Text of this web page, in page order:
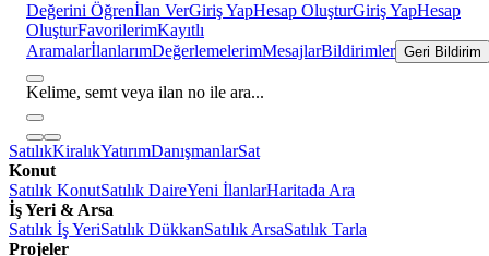
Değerini Öğrenİlan VerGiriş YapHesap OluşturGiriş YapHesap
OluşturFavorilerimKayıtlı
AramalarİlanlarımDeğerlemelerimMesajlarBildirimler Geri Bildirim
Kelime, semt veya ilan no ile ara...
SatılıkKiralıkYatırımDanışmanlarSat
Konut
Satılık KonutSatılık DaireYeni İlanlarHaritada Ara
İş Yeri & Arsa
Satılık İş YeriSatılık DükkanSatılık ArsaSatılık Tarla
Projeler